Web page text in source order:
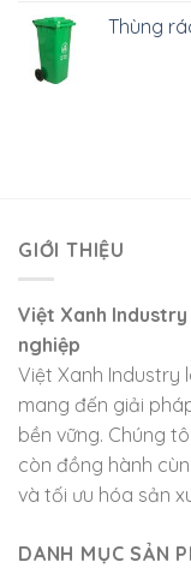
Thùng
GIỚI THIỆU
Việt Xanh
nghiệp
Việt Xanh Industry
mang đến giải
bền vững. Chúng
còn đồng hành
và tối ưu hóa sản
DANH MỤC SẢN